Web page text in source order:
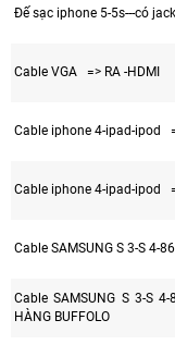
Đế sạc iphone 5-5s---có
Cable VGA => RA -HDMI
Cable iphone 4-ipad-ipod
Cable iphone 4-ipad-ipod
Cable SAMSUNG S 3-S 4-
Cable SAMSUNG S 3-S
HÀNG BUFFOLO